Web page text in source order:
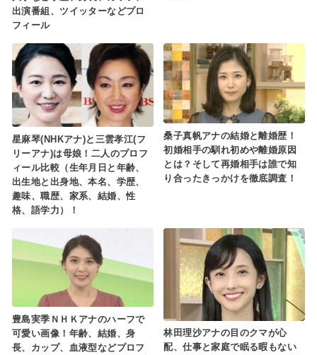
出演番組、ツイッターなどプロ
フィール
星麻琴(NHKアナ)と三雲孝江(フ
リーアナ)は母娘！二人のプロフ
ィール比較（生年月日と年齢、
出生地と出身地、本名、学歴、
趣味、職歴、家系、結婚、性
格、語学力）！
桑子真帆アナの結婚と離婚歴！
初婚相手の馴れ初めや離婚原因
とは？そして再婚相手は誰で知
り合ったきっかけを徹底調査！
豊島実季ＮＨＫアナのハーフで
可愛い画像！年齢、結婚、身
長、カップ、血液型などプロフ
林田理沙アナの目のクマが心
配、仕事と家庭で眠る暇もない